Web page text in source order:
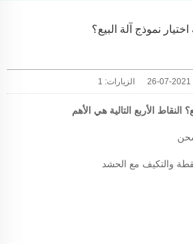
اختيار نموذج آلة البيع؟
الزيارات: 1
النقاط الأربع التالية هي الأهم